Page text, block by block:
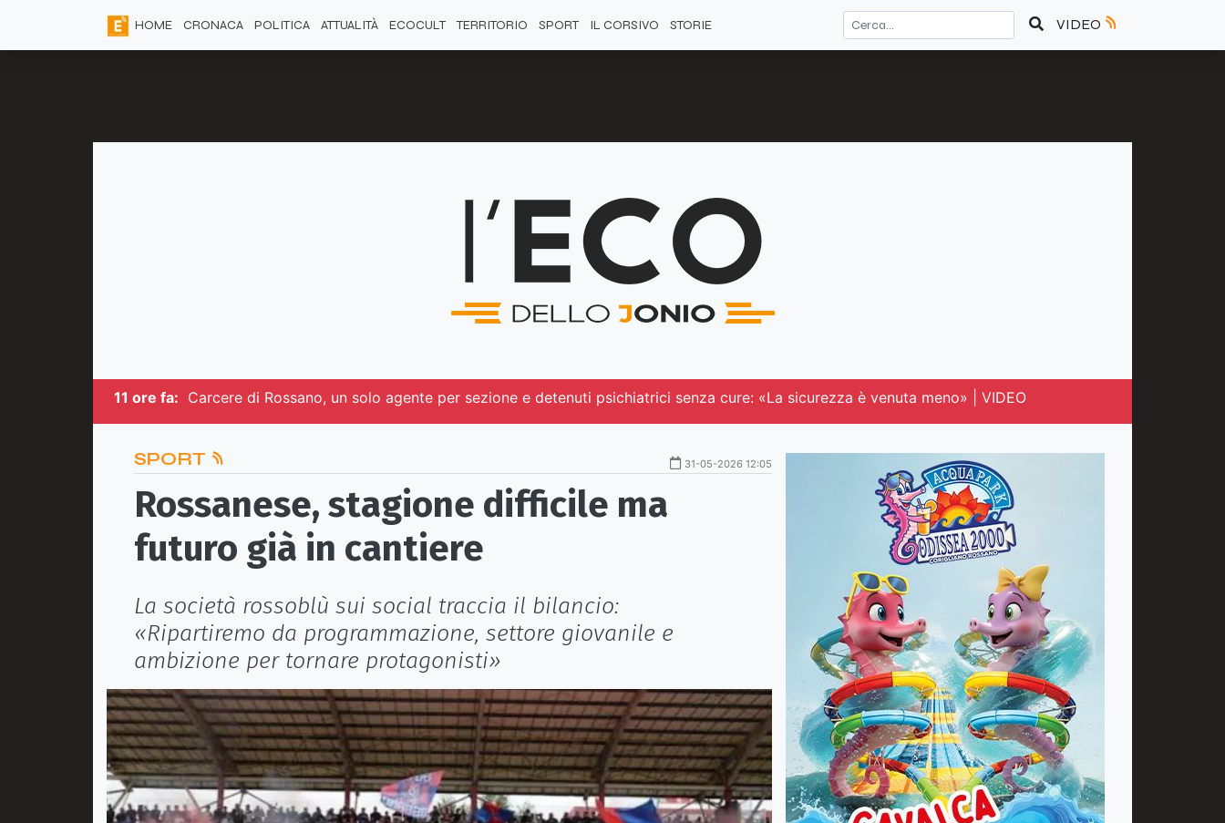
HOME CRONACA POLITICA ATTUALITÀ ECOCULT TERRITORIO SPORT IL CORSIVO STORIE VIDEO
11 ore fa: Carcere di Rossano, un solo agente per sezione e detenuti psichiatrici senza cure: «La sicurezza è venuta meno» | VIDEO
SPORT 31-05-2026 12:05
Rossanese, stagione difficile ma
futuro già in cantiere
La società rossoblù sui social traccia il bilancio:
«Ripartiremo da programmazione, settore giovanile e
ambizione per tornare protagonisti»